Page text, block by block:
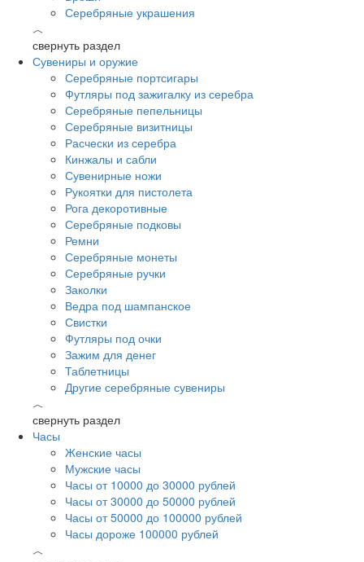
Серебряные украшения
︿
свернуть раздел
Сувениры и оружие
Серебряные портсигары
Футляры под зажигалку из серебра
Серебряные пепельницы
Серебряные визитницы
Расчески из серебра
Кинжалы и сабли
Сувенирные ножи
Рукоятки для пистолета
Рога декоротивные
Серебряные подковы
Ремни
Серебряные монеты
Серебряные ручки
Заколки
Ведра под шампанское
Свистки
Футляры под очки
Зажим для денег
Таблетницы
Другие серебряные сувениры
︿
свернуть раздел
Часы
Женские часы
Мужские часы
Часы от 10000 до 30000 рублей
Часы от 30000 до 50000 рублей
Часы от 50000 до 100000 рублей
Часы дороже 100000 рублей
︿